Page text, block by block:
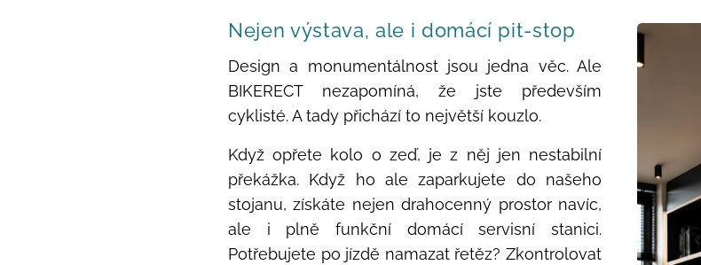
Nejen výstava, ale i domácí pit-stop
Design a monumentálnost jsou jedna věc. Ale
BIKERECT nezapomíná, že jste především
cyklisté. A tady přichází to největší kouzlo.
Když opřete kolo o zeď, je z něj jen nestabilní
překážka. Když ho ale zaparkujete do našeho
stojanu, získáte nejen drahocenný prostor navíc,
ale i plně funkční domácí servisní stanici.
Potřebujete po jízdě namazat řetěz? Zkontrolovat